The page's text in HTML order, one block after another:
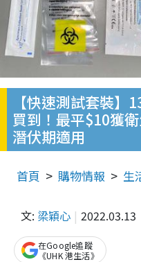
【快速測試套裝】
買到！最平$10獲
潛伏期適用
首頁 購物情報 生
文: 梁穎心 2022.03.13
在Google追蹤
《UHK 港生活》